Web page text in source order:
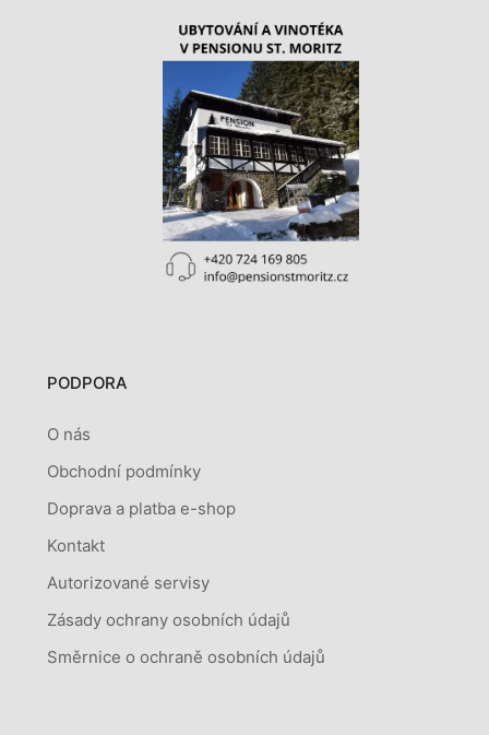
PODPORA
O nás
Obchodní podmínky
Doprava a platba e-shop
Kontakt
Autorizované servisy
Zásady ochrany osobních údajů
Směrnice o ochraně osobních údajů